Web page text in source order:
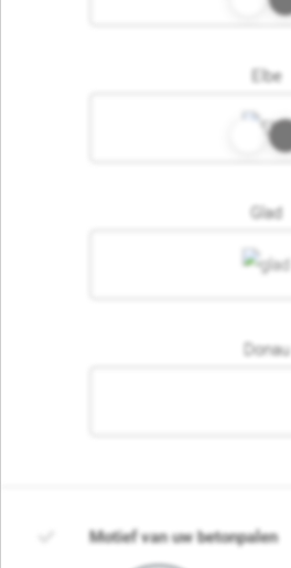
Elbe
Glad
Donau
Motief van uw betonpalen